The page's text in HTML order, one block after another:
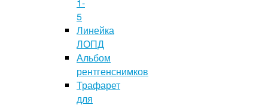
5
Линейка
ЛОПД
Альбом
рентгенснимков
Трафарет
для